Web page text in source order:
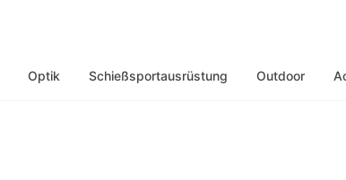
Optik Schießsportausrüstung Outdoor